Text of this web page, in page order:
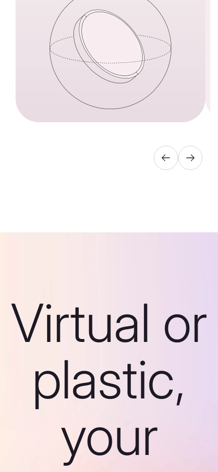
Virtual or
plastic,
your